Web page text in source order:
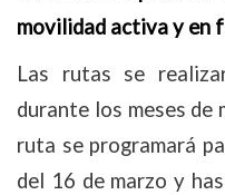
movilidad activa y en
Las rutas se
durante los meses de
ruta se programará
del 16 de marzo y